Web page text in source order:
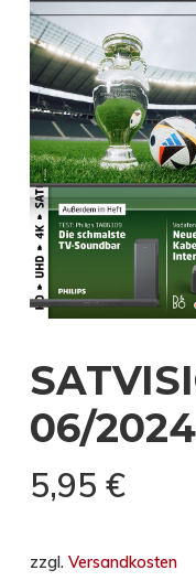
06/
5,95 €
zzgl. Versandkosten